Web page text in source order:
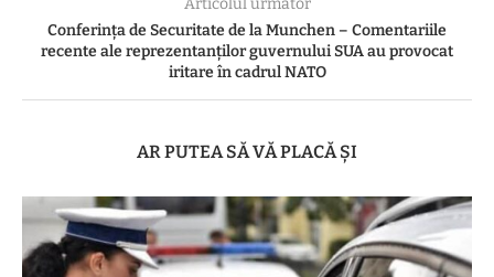
Conferinţa de Securitate de la Munchen – Comentariile
recente ale reprezentanţilor guvernului SUA au provocat
iritare în cadrul NATO
AR PUTEA SĂ VĂ PLACĂ ȘI